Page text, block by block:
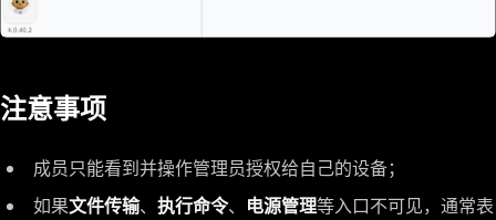
注意事项
成员只能看到并操作管理员授权给自己的设备；
如果文件传输、 执行命令、 电源管理等入口不可见，通常表